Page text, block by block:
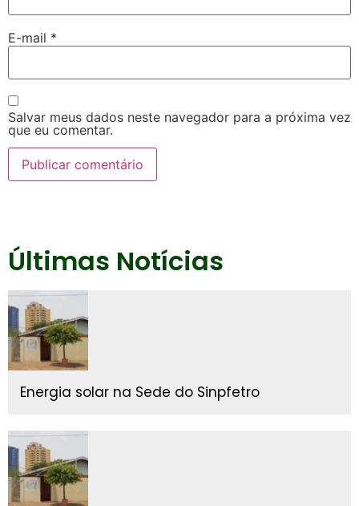
E-mail *
Salvar meus dados neste navegador para a próxima vez
que eu comentar.
Últimas Notícias
Energia solar na Sede do Sinpfetro